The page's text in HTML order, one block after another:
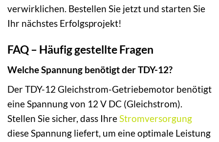
verwirklichen. Bestellen Sie jetzt und starten Sie
Ihr nächstes Erfolgsprojekt!
FAQ – Häufig gestellte Fragen
Welche Spannung benötigt der TDY-12?
Der TDY-12 Gleichstrom-Getriebemotor benötigt
eine Spannung von 12 V DC (Gleichstrom).
Stellen Sie sicher, dass Ihre Stromversorgung
diese Spannung liefert, um eine optimale Leistung